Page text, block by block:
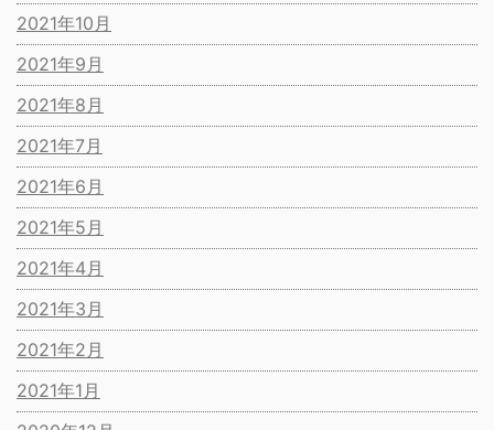
2021年10月
2021年9月
2021年8月
2021年7月
2021年6月
2021年5月
2021年4月
2021年3月
2021年2月
2021年1月